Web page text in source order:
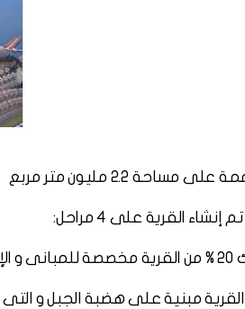
مساحة 2.2 مليون متر مربع
إنشاء القرية على 4 مراحل:
80 % للخدمات
القرية مبنية على هضبة الجبل و التى